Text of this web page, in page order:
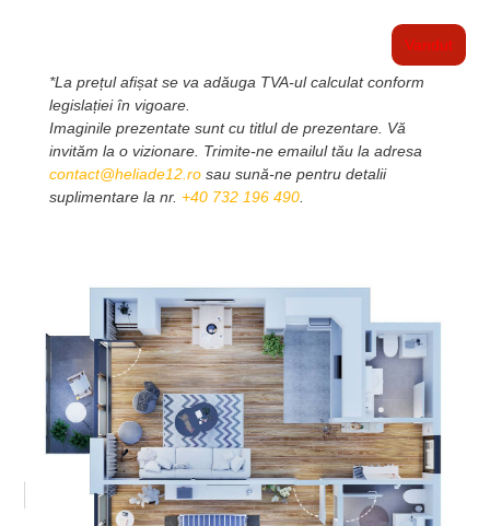
Vandut
*La prețul afișat se va adăuga TVA-ul calculat conform
legislației în vigoare.
Imaginile prezentate sunt cu titlul de prezentare. Vă
invităm la o vizionare. Trimite-ne emailul tău la adresa
contact@heliade12.rosau sună-ne pentru detalii
suplimentare la nr. +40 732 196 490.